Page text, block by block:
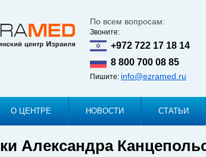
По всем вопросам:
Звоните:
+972 722 17 18 14
8 800 700 08 85
Пишите: info@ezramed.ru
О ЦЕНТРЕ НОВОСТИ СТАТЬИ
Александра